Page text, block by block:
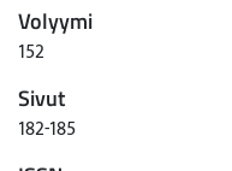
Volyymi
152
Sivut
182-185